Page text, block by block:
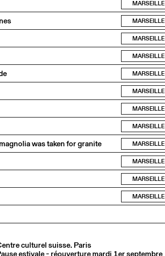
MARSEILLE
MARSEILLE
MARSEILLE
MARSEILLE
MARSEILLE
MARSEILLE
MARSEILLE
MARSEILLE
was taken for granite MARSEILLE
MARSEILLE
MARSEILLE
MARSEILLE
culturel suisse. Paris